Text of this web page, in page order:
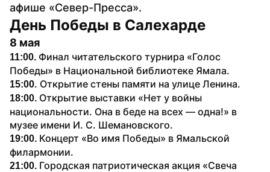
афише «Север-Пресса».
День Победы в Салехарде
8 мая
11:00. Финал читательского турнира «Голос
Победы» в Национальной библиотеке Ямала.
15:00. Открытие стены памяти на улице Ленина.
18:00. Открытие выставки «Нет у войны
национальности. Она в беде на всех — одна!» в
музее имени И. С. Шемановского.
19:00. Концерт «Во имя Победы» в Ямальской
филармонии.
21:00. Городская патриотическая акция «Свеча